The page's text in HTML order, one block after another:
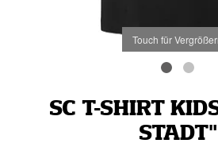
Touch für
SC T-SHIRT
STADT"